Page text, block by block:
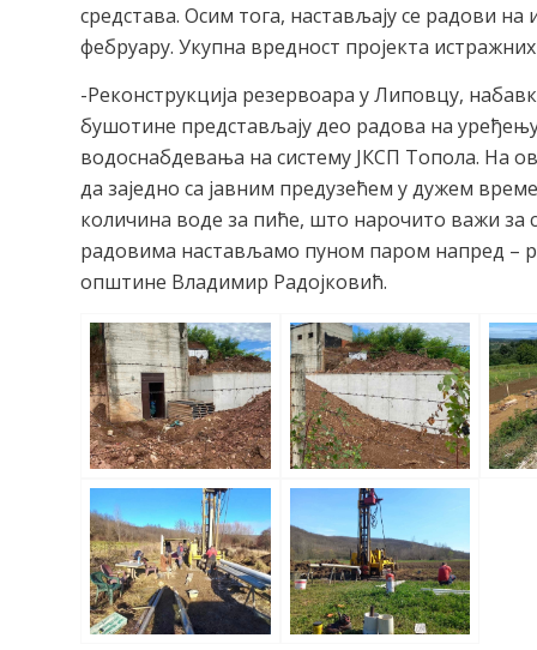
средстава. Осим тога, настављају се радови
фебруару. Укупна вредност пројекта
-Реконструкција резервоара у Липовцу,
бушотине представљају део радова на
водоснабдевања на систему ЈКСП Топола. На
да заједно са јавним предузећем у дужем
количина воде за пиће, што нарочито важи
радовима настављамо пуном паром напред –
општине Владимир Радојковић.